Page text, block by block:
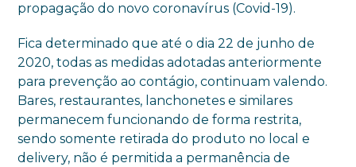
propagação do novo coronavírus (Covid-19).
Fica determinado que até o dia 22 de junho de
2020, todas as medidas adotadas anteriormente
para prevenção ao contágio, continuam valendo.
Bares, restaurantes, lanchonetes e similares
permanecem funcionando de forma restrita,
sendo somente retirada do produto no local e
delivery, não é permitida a permanência de